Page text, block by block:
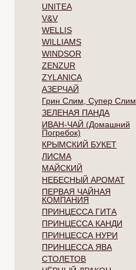
UNITEA
V&V
WELLIS
WILLIAMS
WINDSOR
ZENZUR
ZYLANICA
АЗЕРЧАЙ
Грин Слим, Супер Слим
ЗЕЛЕНАЯ ПАНДА
ИВАН-ЧАЙ (Домашний
Погребок)
КРЫМСКИЙ БУКЕТ
ЛИСМА
МАЙСКИЙ
НЕБЕСНЫЙ АРОМАТ
ПЕРВАЯ ЧАЙНАЯ
КОМПАНИЯ
ПРИНЦЕССА ГИТА
ПРИНЦЕССА КАНДИ
ПРИНЦЕССА НУРИ
ПРИНЦЕССА ЯВА
СТОЛЕТОВ